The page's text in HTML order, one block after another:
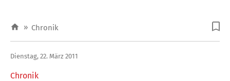
» Chronik
Chronik
Dienstag, 22. März 2011